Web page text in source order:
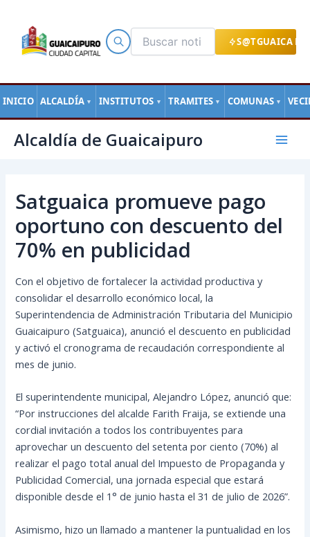
S@TGUAICA
INICIO ALCALDÍA ▼ INSTITUTOS ▼ TRAMITES ▼ COMUNAS ▼
contenido
Alcaldía de Guaicaipuro
Main
Satguaica promueve pago
oportuno con descuento del
70% en publicidad
Con el objetivo de fortalecer la actividad productiva y
consolidar el desarrollo económico local, la
Superintendencia de Administración Tributaria del Municipio
Guaicaipuro (Satguaica), anunció el descuento en publicidad
y activó el cronograma de recaudación correspondiente al
mes de junio.
El superintendente municipal, Alejandro López, anunció que:
“Por instrucciones del alcalde Farith Fraija, se extiende una
cordial invitación a todos los contribuyentes para
aprovechar un descuento del setenta por ciento (70%) al
realizar el pago total anual del Impuesto de Propaganda y
Publicidad Comercial, una jornada especial que estará
disponible desde el 1° de junio hasta el 31 de julio de 2026”.
Asimismo, hizo un llamado a mantener la puntualidad en los
de